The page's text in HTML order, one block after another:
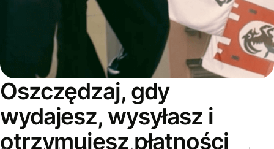
Oszczędzaj, gdy
wydajesz, wysyłasz i
otrzymujesz płatności